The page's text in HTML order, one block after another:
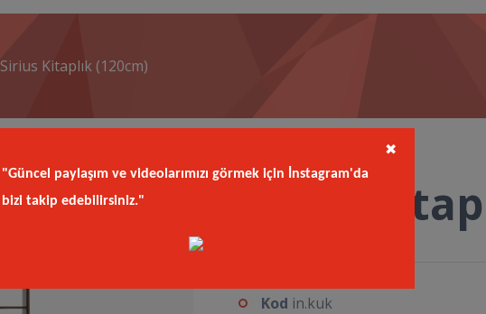
Sirius Kitaplık (120cm)
Sirius
Kod in.kuk
"Güncel paylaşım ve videolarımızı görmek için İnstagram'da
bizi takip edebilirsiniz."
✖